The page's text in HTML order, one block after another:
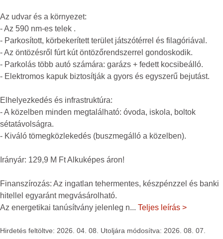
Az udvar és a környezet:
- Az 590 nm-es telek .
- Parkosított, körbekerített terület játszótérrel és filagóriával.
- Az öntözésről fúrt kút öntözőrendszerrel gondoskodik.
- Parkolás több autó számára: garázs + fedett kocsibeálló.
- Elektromos kapuk biztosítják a gyors és egyszerű bejutást.
Elhelyezkedés és infrastruktúra:
- A közelben minden megtalálható: óvoda, iskola, boltok
sétatávolságra.
- Kiváló tömegközlekedés (buszmegálló a közelben).
Irányár: 129,9 M Ft Alkuképes áron!
Finanszírozás: Az ingatlan tehermentes, készpénzzel és banki
hitellel egyaránt megvásárolható.
Az energetikai tanúsítvány jelenleg n... Teljes leírás >
Hirdetés feltöltve: 2026. 04. 08. Utoljára módosítva: 2026. 08. 07.